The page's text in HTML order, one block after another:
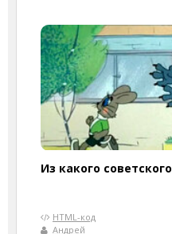
Из какого
HTML-код
Андрей